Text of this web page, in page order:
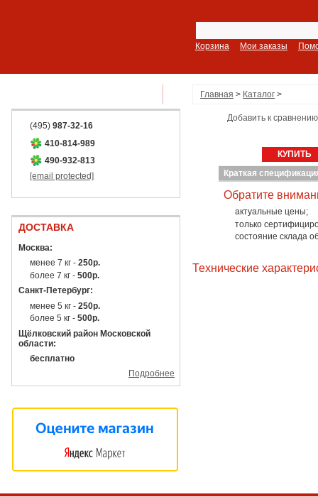
Корзина Мои заказы
(495) 987-32-16
410-814-989
490-932-813
[email protected]
ДОСТАВКА
Москва:
менее 7 кг - 250р.
более 7 кг - 500р.
Санкт-Петербург:
менее 5 кг - 250р.
более 5 кг - 500р.
Щёлковский район Московской
области:
бесплатно
Подробнее
Главная > Каталог >
Добавить к сравнению
КУПИТЬ
Краткая
Обратите
актуальные цены;
только
состояние склада
Технические